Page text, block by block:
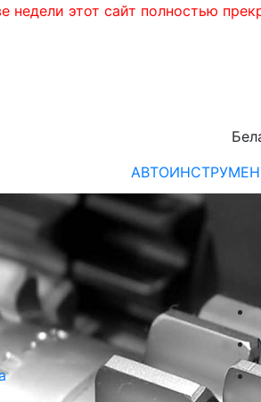
недели этот сайт полностью